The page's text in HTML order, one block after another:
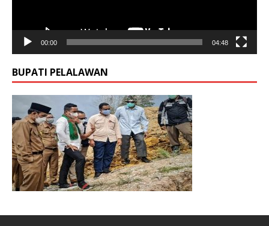
00:00 04:48
BUPATI PELALAWAN